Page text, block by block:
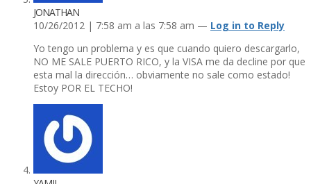
JONATHAN
10/26/2012 | 7:58 am a las 7:58 am — Log in to Reply
Yo tengo un problema y es que cuando quiero descargarlo,
NO ME SALE PUERTO RICO, y la VISA me da decline por que
esta mal la dirección… obviamente no sale como estado!
Estoy POR EL TECHO!